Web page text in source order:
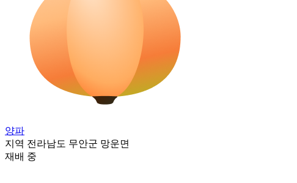
양파
지역 전라남도 무안군 망운면
재배 중